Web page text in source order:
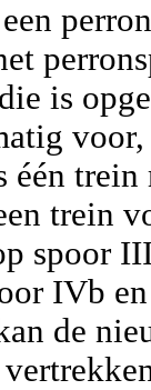
is
één
trein
spoor
IVb
de